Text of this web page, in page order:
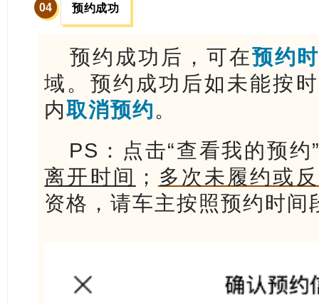
04 预约成功
预约成功后，可在预约
域。预约成功后如未能按
内取消预约。
PS：点击“查看我的预约
离开时间 ； 多次未履约或
资格，请车主按照预约时间